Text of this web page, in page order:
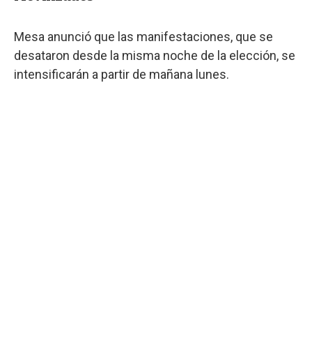
Mesa anunció que las manifestaciones, que se
desataron desde la misma noche de la elección, se
intensificarán a partir de mañana lunes.